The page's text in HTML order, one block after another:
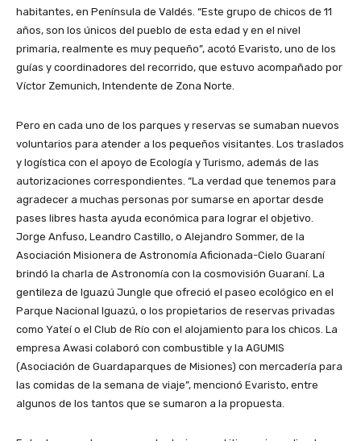
habitantes, en Península de Valdés. “Este grupo de chicos de 11
años, son los únicos del pueblo de esta edad y en el nivel
primaria, realmente es muy pequeño”, acotó Evaristo, uno de los
guías y coordinadores del recorrido, que estuvo acompañado por
Víctor Zemunich, Intendente de Zona Norte.
Pero en cada uno de los parques y reservas se sumaban nuevos
voluntarios para atender a los pequeños visitantes. Los traslados
y logística con el apoyo de Ecología y Turismo, además de las
autorizaciones correspondientes. “La verdad que tenemos para
agradecer a muchas personas por sumarse en aportar desde
pases libres hasta ayuda económica para lograr el objetivo.
Jorge Anfuso, Leandro Castillo, o Alejandro Sommer, de la
Asociación Misionera de Astronomía Aficionada-Cielo Guaraní
brindó la charla de Astronomía con la cosmovisión Guaraní. La
gentileza de Iguazú Jungle que ofreció el paseo ecológico en el
Parque Nacional Iguazú, o los propietarios de reservas privadas
como Yateí o el Club de Río con el alojamiento para los chicos. La
empresa Awasi colaboró con combustible y la AGUMIS
(Asociación de Guardaparques de Misiones) con mercadería para
las comidas de la semana de viaje”, mencionó Evaristo, entre
algunos de los tantos que se sumaron a la propuesta.